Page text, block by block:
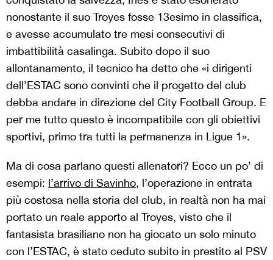
nonostante il suo Troyes fosse 13esimo in classifica,
e avesse accumulato tre mesi consecutivi di
imbattibilità casalinga. Subito dopo il suo
allontanamento, il tecnico ha detto che «i dirigenti
dell’ESTAC sono convinti che il progetto del club
debba andare in direzione del City Football Group. E
per me tutto questo è incompatibile con gli obiettivi
sportivi, primo tra tutti la permanenza in Ligue 1».
Ma di cosa parlano questi allenatori? Ecco un po’ di
esempi: l’arrivo di Savinho, l’operazione in entrata
più costosa nella storia del club, in realtà non ha mai
portato un reale apporto al Troyes, visto che il
fantasista brasiliano non ha giocato un solo minuto
con l’ESTAC, è stato ceduto subito in prestito al PSV